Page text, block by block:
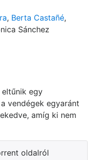
, Berta Castañé,
Sánchez
egy
vendégek egyaránt
amíg ki nem
oldalról